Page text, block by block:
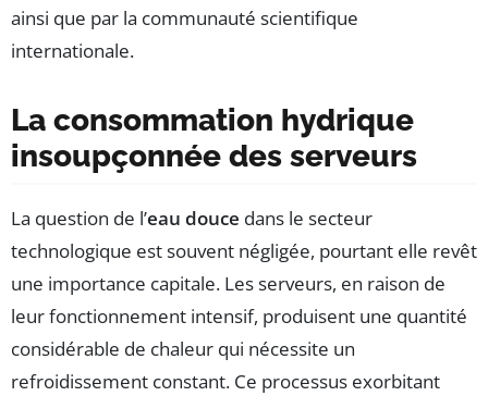
ainsi que par la communauté scientifique
internationale.
La consommation hydrique
insoupçonnée des serveurs
La question de l’eau douce dans le secteur
technologique est souvent négligée, pourtant elle revêt
une importance capitale. Les serveurs, en raison de
leur fonctionnement intensif, produisent une quantité
considérable de chaleur qui nécessite un
refroidissement constant. Ce processus exorbitant